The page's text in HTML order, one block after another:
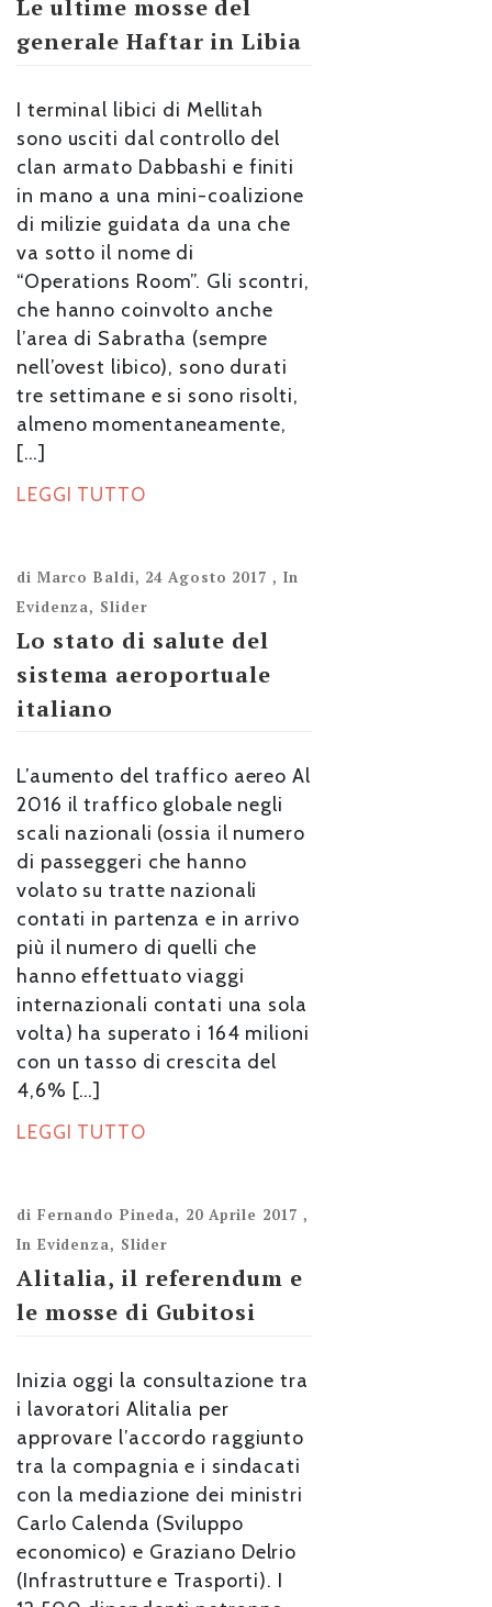
Le ultime mosse del
generale Haftar in Libia
I terminal libici di Mellitah
sono usciti dal controllo del
clan armato Dabbashi e finiti
in mano a una mini-coalizione
di milizie guidata da una che
va sotto il nome di
“Operations Room”. Gli scontri,
che hanno coinvolto anche
l’area di Sabratha (sempre
nell’ovest libico), sono durati
tre settimane e si sono risolti,
almeno momentaneamente,
[…]
LEGGI TUTTO
di Marco Baldi, 24 Agosto 2017 , In
Evidenza, Slider
Lo stato di salute del
sistema aeroportuale
italiano
L’aumento del traffico aereo Al
2016 il traffico globale negli
scali nazionali (ossia il numero
di passeggeri che hanno
volato su tratte nazionali
contati in partenza e in arrivo
più il numero di quelli che
hanno effettuato viaggi
internazionali contati una sola
volta) ha superato i 164 milioni
con un tasso di crescita del
4,6% […]
LEGGI TUTTO
di Fernando Pineda, 20 Aprile 2017 ,
In Evidenza, Slider
Alitalia, il referendum e
le mosse di Gubitosi
Inizia oggi la consultazione tra
i lavoratori Alitalia per
approvare l’accordo raggiunto
tra la compagnia e i sindacati
con la mediazione dei ministri
Carlo Calenda (Sviluppo
economico) e Graziano Delrio
(Infrastrutture e Trasporti). I